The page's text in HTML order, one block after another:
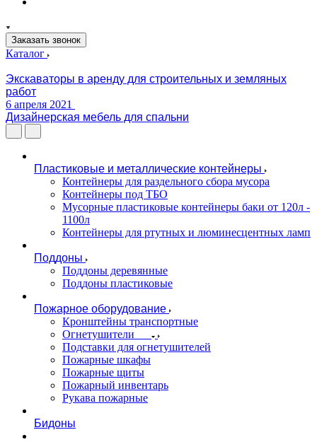
Заказать звонок
Каталог
Экскаваторы в аренду для строительных и земляных
работ
6 апреля 2021
Дизайнерская мебель для спальни
Пластиковые и металлические контейнеры
Контейнеры для раздельного сбора мусора
Контейнеры под ТБО
Мусорные пластиковые контейнеры баки от 120л -
1100л
Контейнеры для ртутных и люминесцентных ламп
Поддоны
Поддоны деревянные
Поддоны пластиковые
Пожарное оборудование
Кронштейны транспортные
Огнетушители
Подставки для огнетушителей
Пожарные шкафы
Пожарные щиты
Пожарный инвентарь
Рукава пожарные
Бидоны